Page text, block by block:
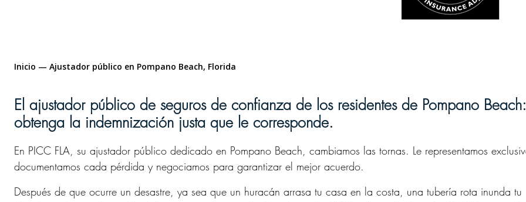
Inicio — Ajustador público en Pompano Beach, Florida
El ajustador público de seguros de confianza de los residentes de Pompano Beach:
obtenga la indemnización justa que le corresponde.
En PICC FLA, su ajustador público dedicado en Pompano Beach, cambiamos las tornas. Le representamos
documentamos cada pérdida y negociamos para garantizar el mejor acuerdo.
Después de que ocurre un desastre, ya sea que un huracán arrasa tu casa en la costa, una tubería rota inunda tu
experience. I
claim
and completely
shoulders.
The payout I
Luz Cepeda
PICC me ayudaron a mi reclamo
satisfactoriamente y con la señora
caso le doy un 100% de Customer
Service
PIC made the process extremely
easy and seamless to file and
damage inside my home. I highly
recommend!
Very happy with
time and care for my